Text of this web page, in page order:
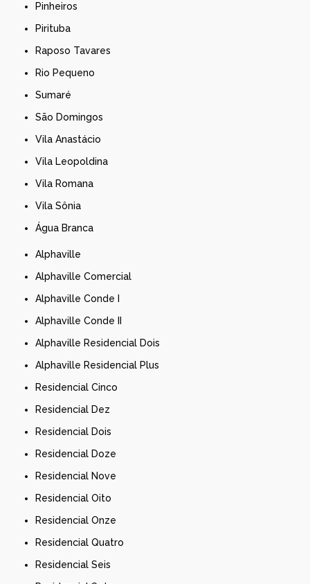
Pinheiros
Pirituba
Raposo Tavares
Rio Pequeno
Sumaré
São Domingos
Vila Anastácio
Vila Leopoldina
Vila Romana
Vila Sônia
Água Branca
Alphaville
Alphaville Comercial
Alphaville Conde I
Alphaville Conde II
Alphaville Residencial Dois
Alphaville Residencial Plus
Residencial Cinco
Residencial Dez
Residencial Dois
Residencial Doze
Residencial Nove
Residencial Oito
Residencial Onze
Residencial Quatro
Residencial Seis